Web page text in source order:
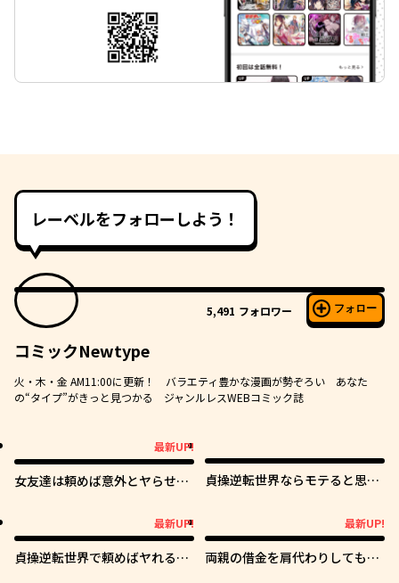
レーベルをフォローしよう！
5,491 フォロワー フォロー
コミックNewtype
火・木・金 AM11:00に更新！ バラエティ豊かな漫画が勢ぞろい あなた
の“タイプ”がきっと見つかる ジャンルレスWEBコミック誌
最新UP!
女友達は頼めば意外とヤらせて
貞操逆転世界ならモテると思っ
最新UP!
貞操逆転世界で頼めばヤれると
最新UP!
両親の借金を肩代わりしてもら